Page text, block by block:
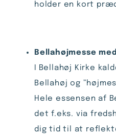
holder en kort
Bellahøjmesse
I Bellahøj Kirke
Bellahøj og
Hele essensen af
det f.eks. via
dig tid til at